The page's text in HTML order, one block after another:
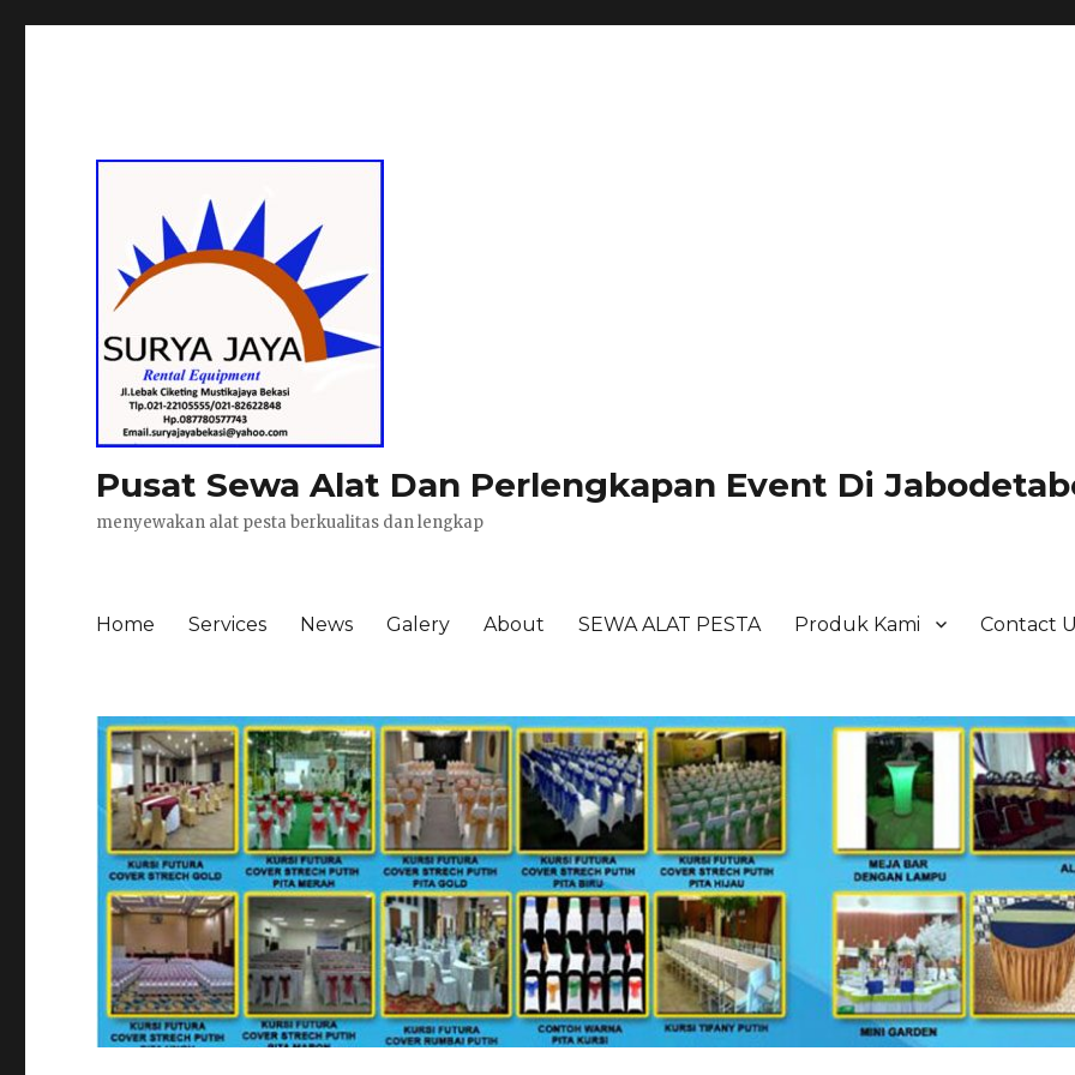
Pusat Sewa Alat Dan Perlengkapan Event Di
menyewakan alat pesta berkualitas dan lengkap
Home Services News Galery About SEWA ALAT PESTA Produk Kami Contact